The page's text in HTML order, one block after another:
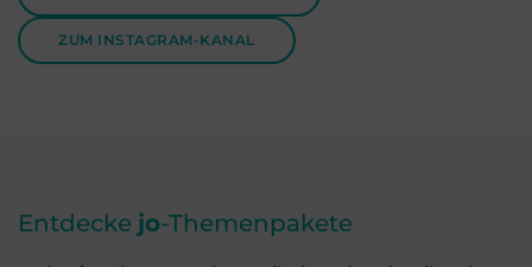
ZUM INSTAGRAM-KANAL
Entdecke jo-Themenpakete